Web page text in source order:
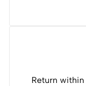
Return within